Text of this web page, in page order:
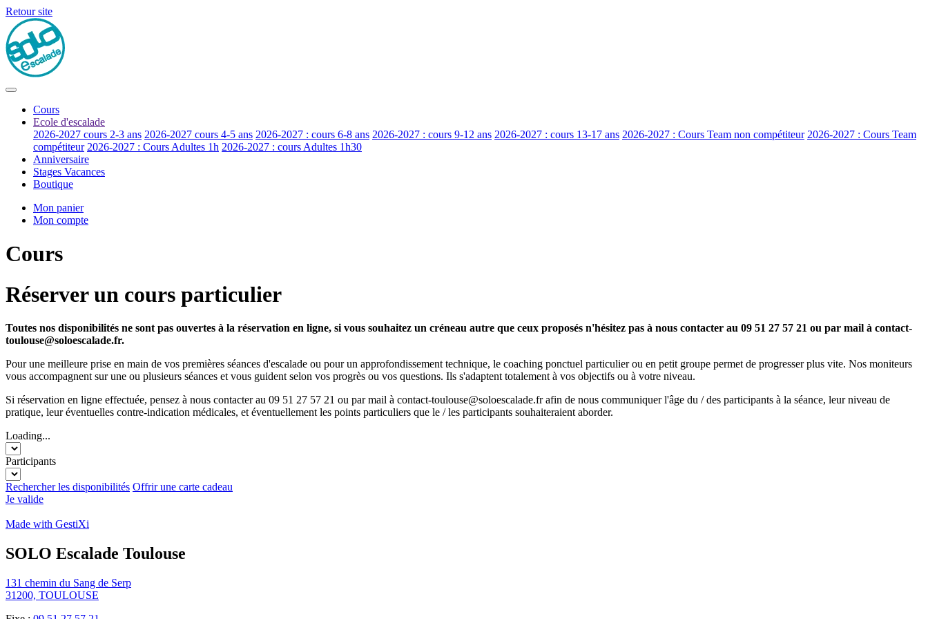
Retour site
Cours
Ecole d'escalade
2026-2027 cours 2-3 ans 2026-2027 cours 4-5 ans 2026-2027 : cours 6-8 ans 2026-2027 : cours 9-12 ans 2026-2027 : cours 13-17 ans 2026-2027 : Cours Team non compétiteur 2026-2027 : Cours Team
compétiteur 2026-2027 : Cours Adultes 1h 2026-2027 : cours Adultes 1h30
Anniversaire
Stages Vacances
Boutique
Mon panier
Mon compte
Cours
Réserver un cours particulier
Toutes nos disponibilités ne sont pas ouvertes à la réservation en ligne, si vous souhaitez un créneau autre que ceux proposés n'hésitez pas à nous contacter au 09 51 27 57 21 ou par mail à contact-
toulouse@soloescalade.fr.
Pour une meilleure prise en main de vos premières séances d'escalade ou pour un approfondissement technique, le coaching ponctuel particulier ou en petit groupe permet de progresser plus vite. Nos moniteurs
vous accompagnent sur une ou plusieurs séances et vous guident selon vos progrès ou vos questions. Ils s'adaptent totalement à vos objectifs ou à votre niveau.
Si réservation en ligne effectuée, pensez à nous contacter au 09 51 27 57 21 ou par mail à contact-toulouse@soloescalade.fr afin de nous communiquer l'âge du / des participants à la séance, leur niveau de
pratique, leur éventuelles contre-indication médicales, et éventuellement les points particuliers que le / les participants souhaiteraient aborder.
Loading...
Participants
Rechercher les disponibilités Offrir une carte cadeau
Je valide
Made with GestiXi
SOLO Escalade Toulouse
131 chemin du Sang de Serp
31200, TOULOUSE